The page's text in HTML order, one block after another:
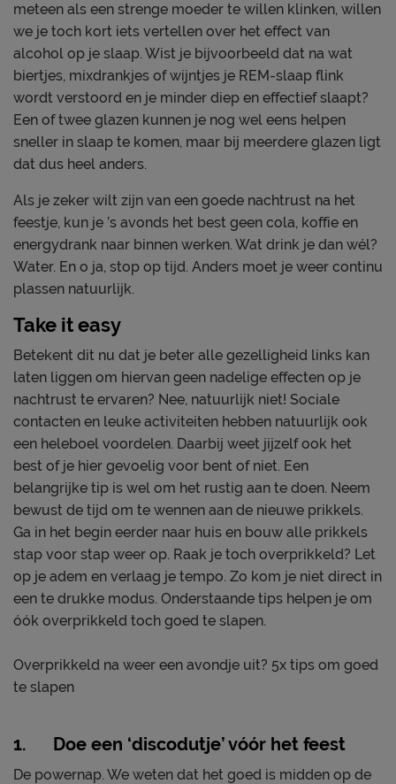
meteen als een strenge moeder te willen klinken, willen
we je toch kort iets vertellen over het effect van
alcohol op je slaap. Wist je bijvoorbeeld dat na wat
biertjes, mixdrankjes of wijntjes je REM-slaap flink
wordt verstoord en je minder diep en effectief slaapt?
Een of twee glazen kunnen je nog wel eens helpen
sneller in slaap te komen, maar bij meerdere glazen ligt
dat dus heel anders.
Als je zeker wilt zijn van een goede nachtrust na het
feestje, kun je ’s avonds het best geen cola, koffie en
energydrank naar binnen werken. Wat drink je dan wél?
Water. En o ja, stop op tijd. Anders moet je weer continu
plassen natuurlijk.
Take it easy
Betekent dit nu dat je beter alle gezelligheid links kan
laten liggen om hiervan geen nadelige effecten op je
nachtrust te ervaren? Nee, natuurlijk niet! Sociale
contacten en leuke activiteiten hebben natuurlijk ook
een heleboel voordelen. Daarbij weet jijzelf ook het
best of je hier gevoelig voor bent of niet. Een
belangrijke tip is wel om het rustig aan te doen. Neem
bewust de tijd om te wennen aan de nieuwe prikkels.
Ga in het begin eerder naar huis en bouw alle prikkels
stap voor stap weer op. Raak je toch overprikkeld? Let
op je adem en verlaag je tempo. Zo kom je niet direct in
een te drukke modus. Onderstaande tips helpen je om
óók overprikkeld toch goed te slapen.
Overprikkeld na weer een avondje uit? 5x tips om goed
te slapen
1. Doe een ‘discodutje’ vóór het feest
De powernap. We weten dat het goed is midden op de